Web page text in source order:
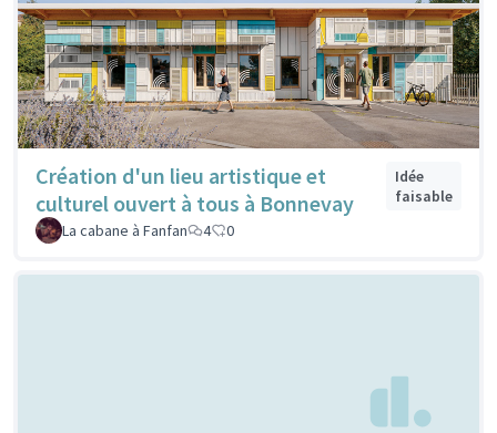
Création d'un lieu artistique et
culturel ouvert à tous à Bonnevay
Idée
faisable
La cabane à Fanfan
4 0